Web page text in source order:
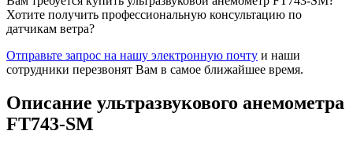
Хотите получить профессиональную консультацию по
датчикам ветра?
Отправьте запрос на нашу электронную почту и наши
сотрудники перезвонят Вам в самое ближайшее время.
Описание ультразвукового анемометра
FT743-SM